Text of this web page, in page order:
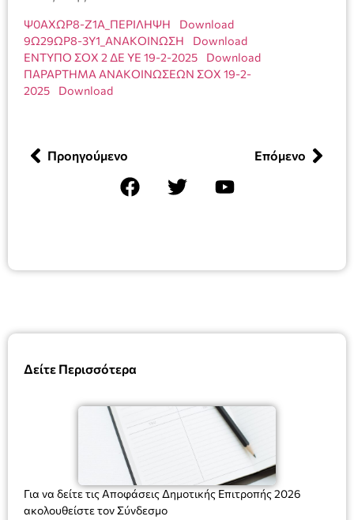
Δείτε Περισσότερα
Για να δείτε τις Αποφάσεις Δημοτικής Επιτροπής 2026
ακολουθείστε τον Σύνδεσμο
Ψ0ΑΧΩΡ8-Ζ1Α_ΠΕΡΙΛΗΨΗ
Download
9Ω29ΩΡ8-3Υ1_ΑΝΑΚΟΙΝΩΣΗ
Download
ΕΝΤΥΠΟ ΣΟΧ 2 ΔΕ ΥΕ 19-2-2025
Download
ΠΑΡΑΡΤΗΜΑ ΑΝΑΚΟΙΝΩΣΕΩΝ ΣΟΧ 19-2-
2025
Download
Προηγούμενο Επόμενο